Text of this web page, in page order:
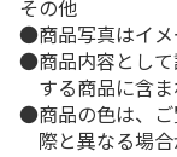
その他
商品写真はイメ
商品内容とし
する商品に含ま
商品の色は、
際と異なる場合